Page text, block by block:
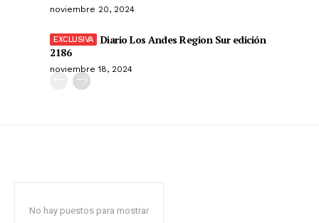
noviembre 20, 2024
Diario Los Andes Region Sur edición
2186
noviembre 18, 2024
No hay puestos para mostrar